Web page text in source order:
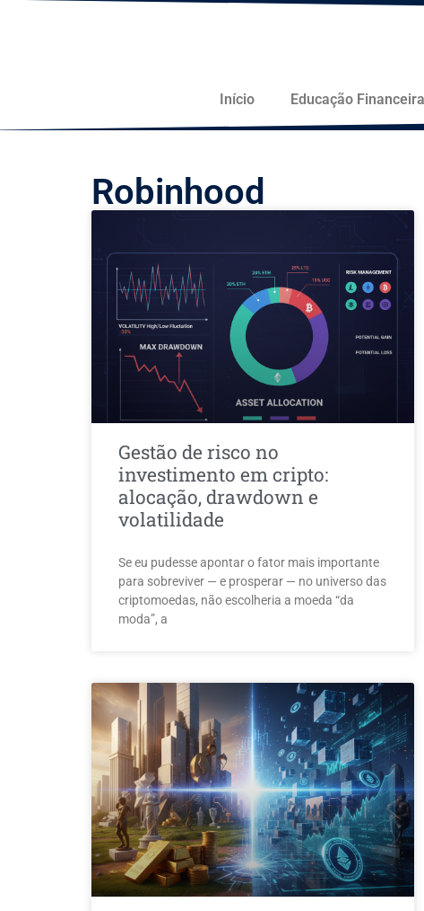
Início Educação Financeira
Robinhood
Gestão de risco no
investimento em cripto:
alocação, drawdown e
volatilidade
Se eu pudesse apontar o fator mais importante
para sobreviver — e prosperar — no universo das
criptomoedas, não escolheria a moeda “da
moda”, a